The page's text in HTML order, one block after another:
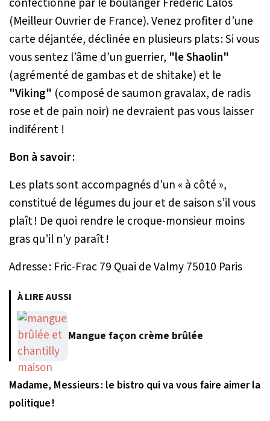
(Meilleur Ouvrier de France). Venez profiter d’une
carte déjantée, déclinée en plusieurs plats : Si vous
vous sentez l’âme d’un guerrier, "le Shaolin"
(agrémenté de gambas et de shitake) et le
"Viking" (composé de saumon gravalax, de radis
rose et de pain noir) ne devraient pas vous laisser
indiférent !
Bon à savoir :
Les plats sont accompagnés d’un « à côté »,
constitué de légumes du jour et de saison s’il vous
plaît ! De quoi rendre le croque-monsieur moins
gras qu’il n’y paraît !
Adresse : Fric-Frac 79 Quai de Valmy 75010 Paris
À LIRE AUSSI
Mangue façon crème brûlée
Madame, Messieurs : le bistro qui va vous faire aimer la
politique !